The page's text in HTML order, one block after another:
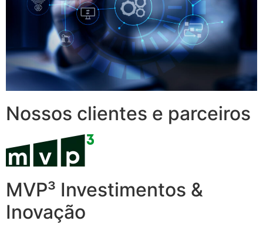
Nossos clientes e parceiros
MVP³ Investimentos &
Inovação